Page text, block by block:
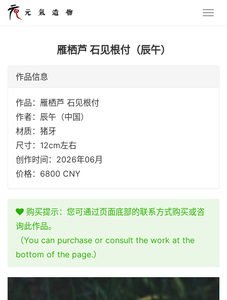
雁栖芦 石见根付（辰午）
作品信息
作品：雁栖芦 石见根付
作者：辰午（中国）
材质：猪牙
尺寸：12cm左右
创作时间：2026年06月
价格：6800 CNY
购买提示：您可通过页面底部的联系方式购买或咨
询此作品。
（You can purchase or consult the work at the
bottom of the page.）